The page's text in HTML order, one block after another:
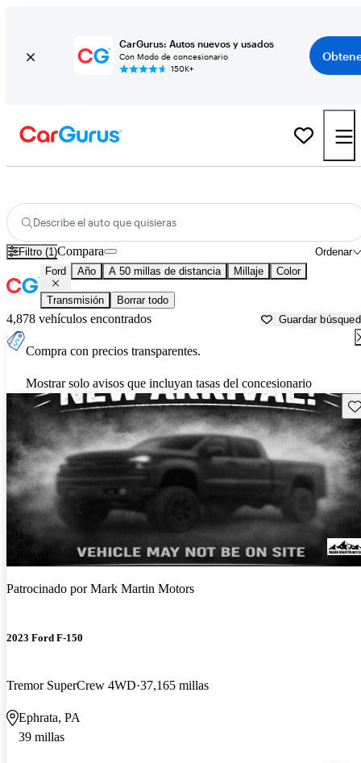
CarGurus: Autos nuevos y usados
Con Modo de concesionario
150K+
Describe el auto que quisieras
Filtro (1) Ordenar
Compara
Ford Año A 50 millas de distancia Millaje Color
Transmisión Borrar todo
4,878 vehículos encontrados Guardar
Compra con precios transparentes.
Mostrar solo avisos que incluyan tasas del concesionario
¡Nuevo!
Patrocinado porMark Martin Motors
2023 Ford F-150
Tremor SuperCrew 4WD 37,165 millas
Ephrata, PA
39 millas